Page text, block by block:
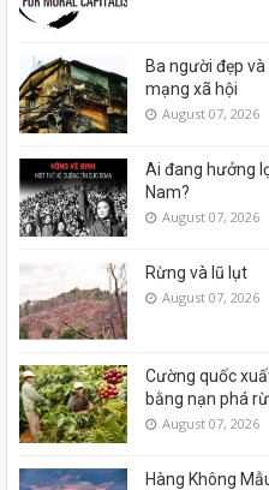
Ba người đẹp
mạng xã hội
August 07, 2026
Ai đang hưởng
Nam?
August 07, 2026
Rừng và lũ lụt
August 07, 2026
Cường quốc
bằng nạn phá
August 07, 2026
Hàng Không